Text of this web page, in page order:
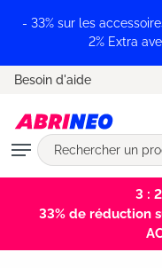
principal
- 33% sur les
2% Extra
Besoin d'aide
3 :
33% de réduction